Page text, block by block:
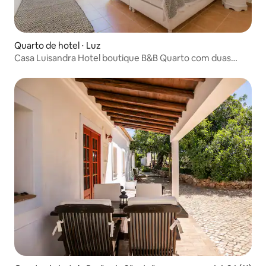
Quarto de hotel ⋅ Luz
Casa Luisandra Hotel boutique B&B Quarto com duas